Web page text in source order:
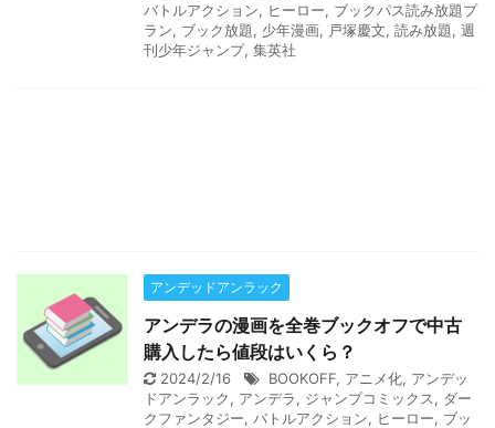
バトルアクション, ヒーロー, ブックパス読み放題プ
ラン, ブック放題, 少年漫画, 戸塚慶文, 読み放題, 週
刊少年ジャンプ, 集英社
アンデッドアンラック
アンデラの漫画を全巻ブックオフで中古
購入したら値段はいくら？
2024/2/16 BOOKOFF, アニメ化, アンデッ
ドアンラック, アンデラ, ジャンプコミックス, ダー
クファンタジー, バトルアクション, ヒーロー, ブッ